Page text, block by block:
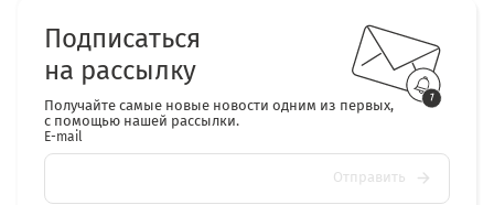
Подписаться
на рассылку
Получайте самые новые новости одним из первых,
с помощью нашей рассылки.
E-mail
Отправить